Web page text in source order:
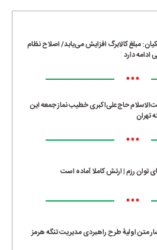
مبلغ کالابرگ افزایش می‌یابد/ اصلاح نظام
ادامه دارد
•••
حاج‌علی‌اکبری خطیب نماز جمعه این
تهران
•••
توان رزم | ارتش کاملا آماده است
•••
متن اولیۀ طرح راهبردی مدیریت تنگه هرمز